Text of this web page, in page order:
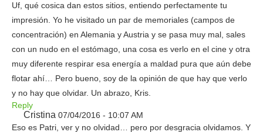
Uf, qué cosica dan estos sitios, entiendo perfectamente tu
impresión. Yo he visitado un par de memoriales (campos de
concentración) en Alemania y Austria y se pasa muy mal, sales
con un nudo en el estómago, una cosa es verlo en el cine y otra
muy diferente respirar esa energía a maldad pura que aún debe
flotar ahí… Pero bueno, soy de la opinión de que hay que verlo
y no hay que olvidar. Un abrazo, Kris.
Reply
Cristina 07/04/2016 - 10:07 AM
Eso es Patri, ver y no olvidad… pero por desgracia olvidamos. Y